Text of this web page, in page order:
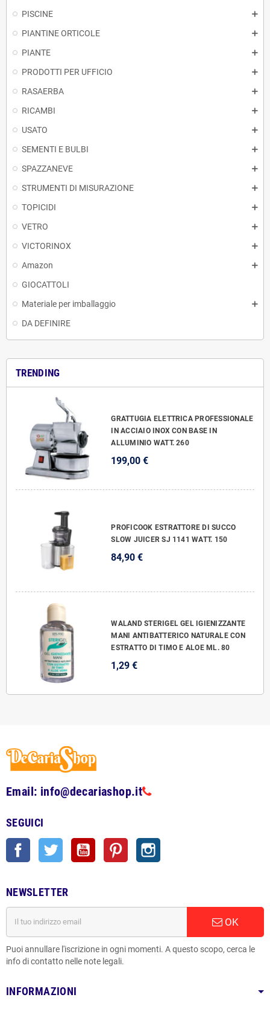
PISCINE
PIANTINE ORTICOLE
PIANTE
PRODOTTI PER UFFICIO
RASAERBA
RICAMBI
USATO
SEMENTI E BULBI
SPAZZANEVE
STRUMENTI DI MISURAZIONE
TOPICIDI
VETRO
VICTORINOX
Amazon
GIOCATTOLI
Materiale per imballaggio
DA DEFINIRE
TRENDING
GRATTUGIA ELETTRICA PROFESSIONALE
IN ACCIAIO INOX CON BASE IN
ALLUMINIO WATT. 260
199,00 €
PROFICOOK ESTRATTORE DI SUCCO
SLOW JUICER SJ 1141 WATT. 150
84,90 €
WALAND STERIGEL GEL IGIENIZZANTE
MANI ANTIBATTERICO NATURALE CON
ESTRATTO DI TIMO E ALOE ML. 80
1,29 €
Email: info@decariashop.it
SEGUICI
Facebook Twitter YouTube Pinterest
NEWSLETTER
OK
Puoi annullare l'iscrizione in ogni momenti. A questo scopo, cerca le
info di contatto nelle note legali.
INFORMAZIONI